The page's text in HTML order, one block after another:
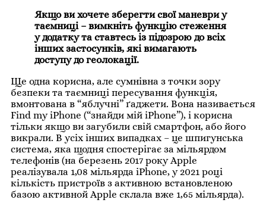
Якщо ви хочете зберегти свої маневри у
таємниці – вимкніть функцію стеження
у додатку та ставтесь із підозрою до всіх
інших застосунків, які вимагають
доступу до геолокації.
Ще одна корисна, але сумнівна з точки зору
безпеки та таємниці пересування функція,
вмонтована в “яблучні” ґаджети. Вона називається
Find my iPhone (“знайди мій iPhone”), і корисна
тільки якщо ви загубили свій смартфон, або його
викрали. В усіх інших випадках – це шпигунська
система, яка щодня спостерігає за мільярдом
телефонів (на березень 2017 року Apple
реалізувала 1,08 мільярда iPhone, у 2021 році
кількість пристроїв з активною встановленою
базою активной Apple склала вже 1,65 мільярда).